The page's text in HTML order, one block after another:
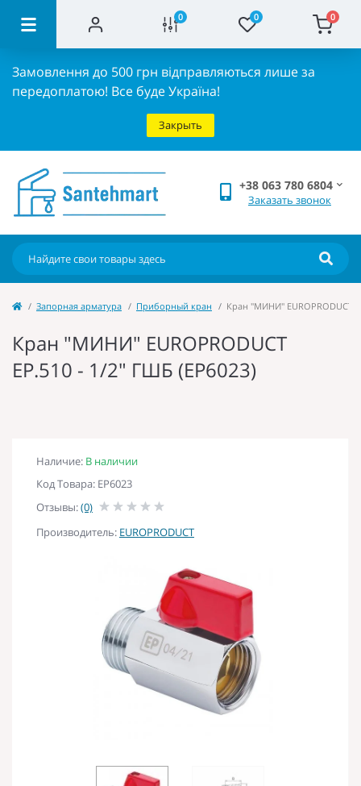
0 0 0
Замовлення до 500 грн відправляються лише за
передоплатою! Все буде Україна!
Закрыть
+38 063 780 6804
Заказать звонок
Запорная арматура Приборный кран Кран "МИНИ" EUROPRODUCT
Кран "МИНИ" EUROPRODUCT
EP.510 - 1/2" ГШБ (EP6023)
Наличие: В наличии
Код Товара: EP6023
Отзывы:(0)
Производитель: EUROPRODUCT